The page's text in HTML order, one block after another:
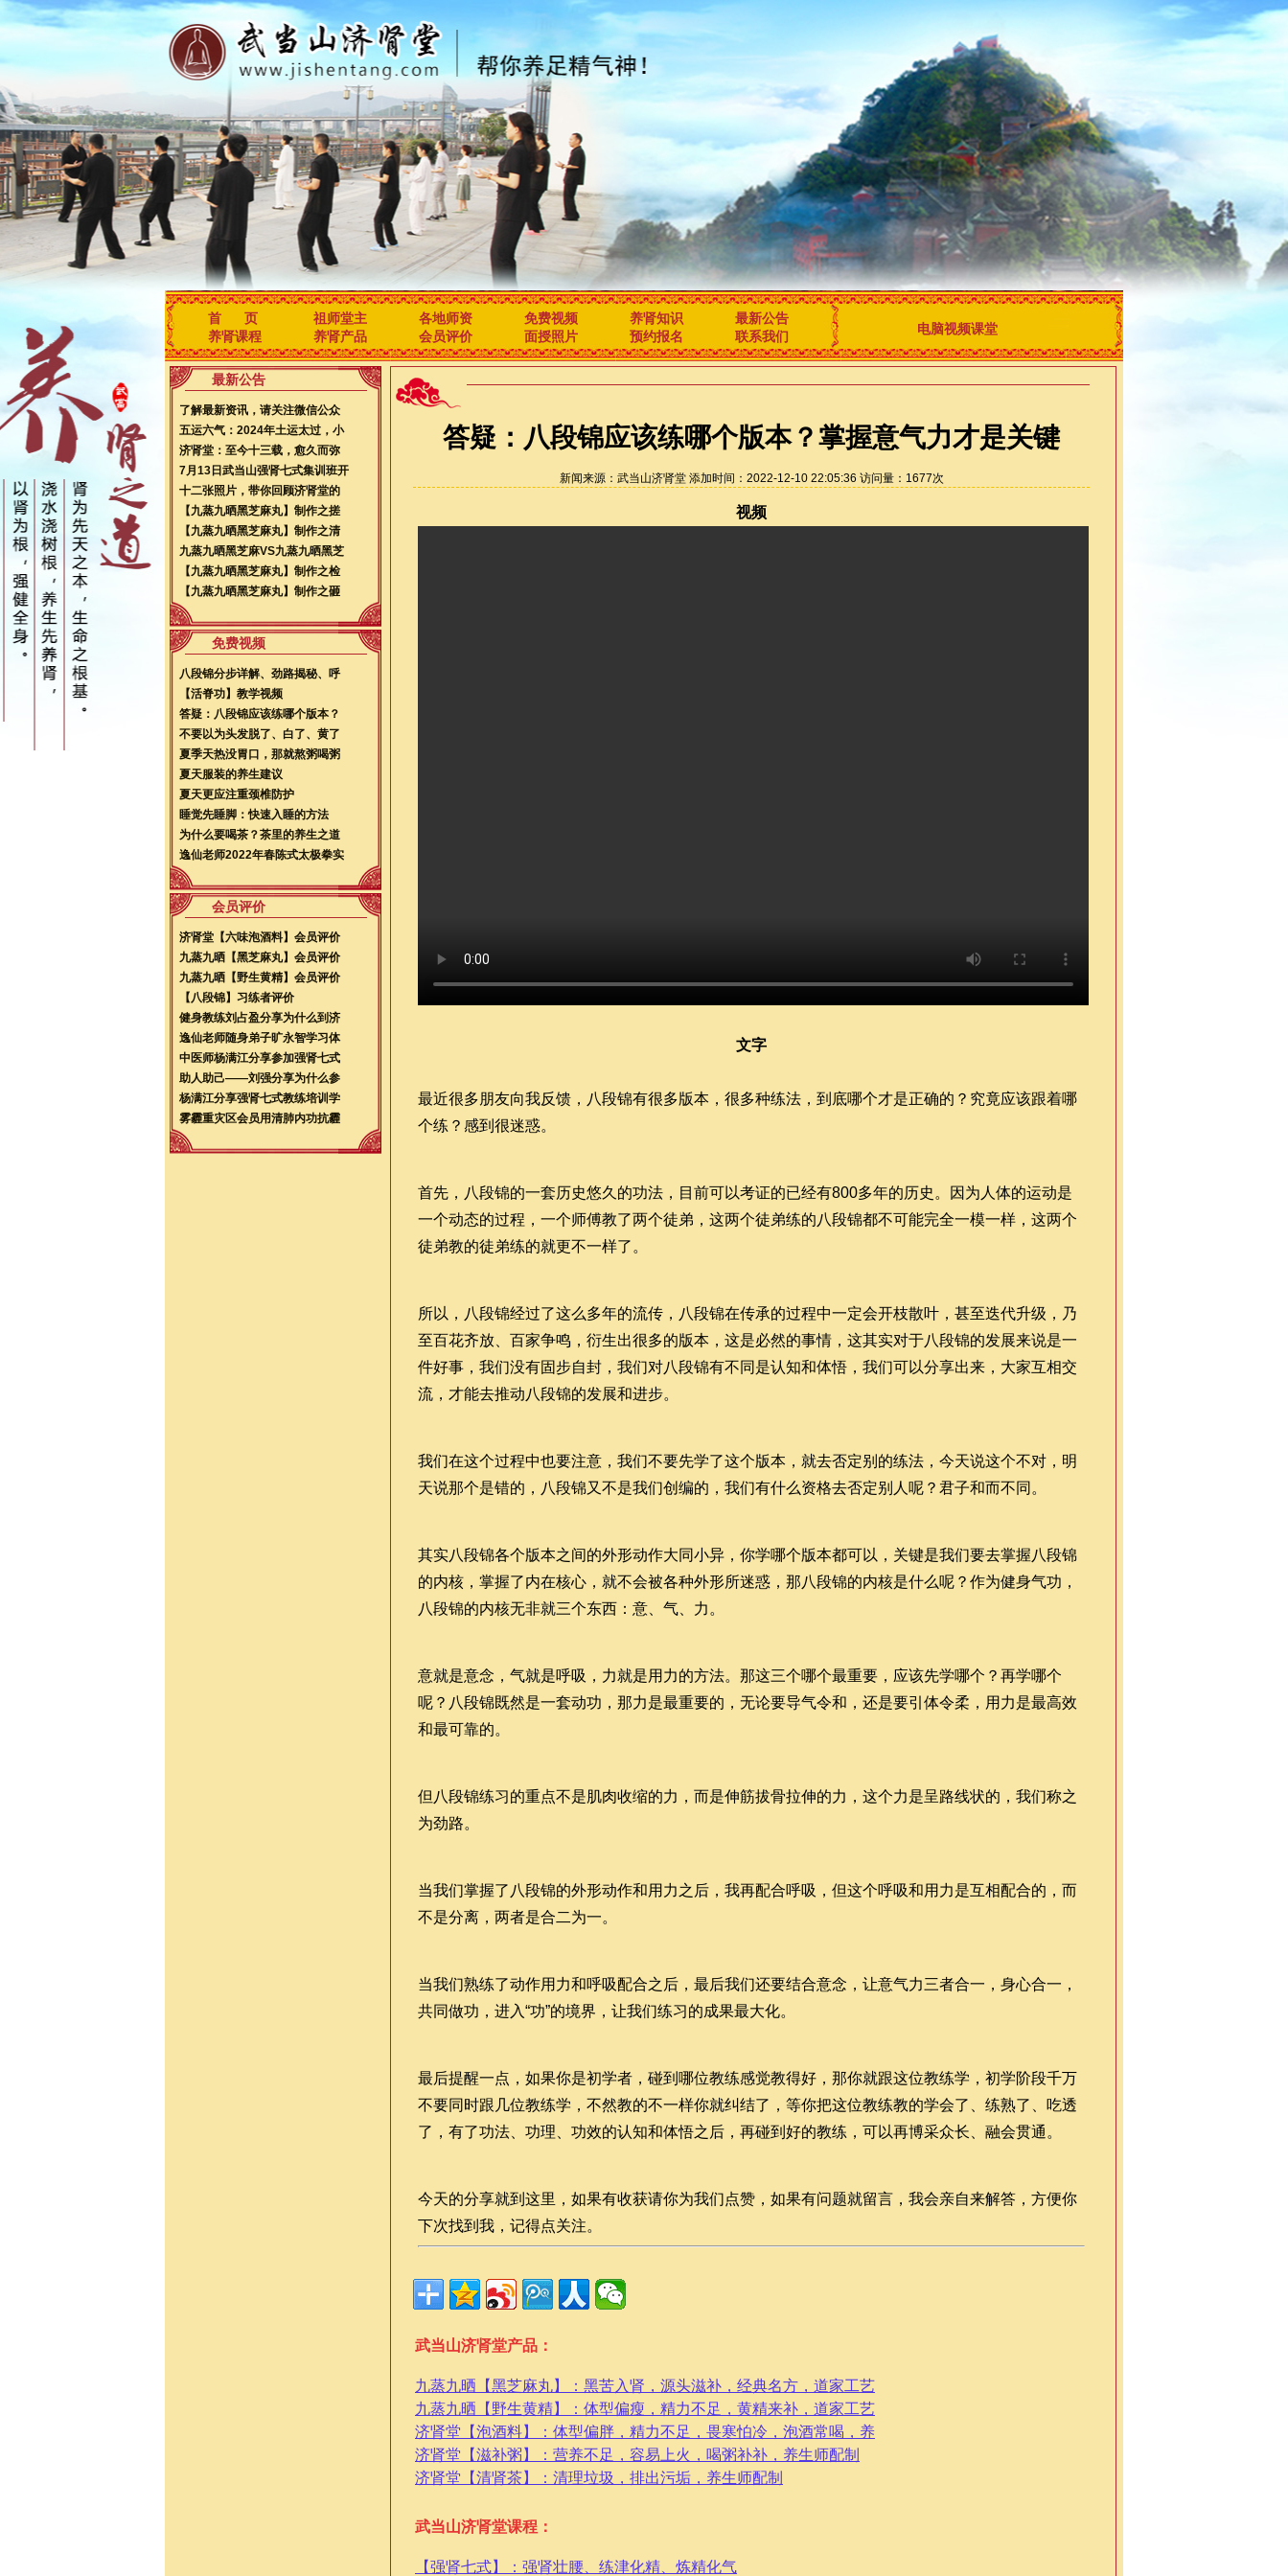
首 页 祖师堂主 各地师资 免费视频 养肾知识
最新公告
养肾课程
养肾产品 会员评价 面授照片 预约报名 联系我们 电脑视频课堂
最新公告
了解最新资讯，请关注微信公众
五运六气：2024年土运太过，小
济肾堂：至今十三载，愈久而弥
7月13日武当山强肾七式集训班开
十二张照片，带你回顾济肾堂的
【九蒸九晒黑芝麻丸】制作之搓
【九蒸九晒黑芝麻丸】制作之清
九蒸九晒黑芝麻VS九蒸九晒黑芝
【九蒸九晒黑芝麻丸】制作之检
【九蒸九晒黑芝麻丸】制作之砸
免费视频
八段锦分步详解、劲路揭秘、呼
【活脊功】教学视频
答疑：八段锦应该练哪个版本？
不要以为头发脱了、白了、黄了
夏季天热没胃口，那就熬粥喝粥
夏天服装的养生建议
夏天更应注重颈椎防护
睡觉先睡脚：快速入睡的方法
为什么要喝茶？茶里的养生之道
逸仙老师2022年春陈式太极拳实
会员评价
济肾堂【六味泡酒料】会员评价
九蒸九晒【黑芝麻丸】会员评价
九蒸九晒【野生黄精】会员评价
【八段锦】习练者评价
健身教练刘占盈分享为什么到济
逸仙老师随身弟子旷永智学习体
中医师杨满江分享参加强肾七式
助人助己——刘强分享为什么参
杨满江分享强肾七式教练培训学
雾霾重灾区会员用清肺内功抗霾
答疑：八段锦应该练哪个版本？掌握意气力才是关键
新闻来源：武当山济肾堂 添加时间：2022-12-10 22:05:36 访问量： 1677次
视频
文字
最近很多朋友向我反馈，八段锦有很多版本，很多种练法，到底哪个才是正确的？究竟应该跟着哪
个练？感到很迷惑。
首先，八段锦的一套历史悠久的功法，目前可以考证的已经有800多年的历史。因为人体的运动是
一个动态的过程，一个师傅教了两个徒弟，这两个徒弟练的八段锦都不可能完全一模一样，这两个
徒弟教的徒弟练的就更不一样了。
所以，八段锦经过了这么多年的流传，八段锦在传承的过程中一定会开枝散叶，甚至迭代升级，乃
至百花齐放、百家争鸣，衍生出很多的版本，这是必然的事情，这其实对于八段锦的发展来说是一
件好事，我们没有固步自封，我们对八段锦有不同是认知和体悟，我们可以分享出来，大家互相交
流，才能去推动八段锦的发展和进步。
我们在这个过程中也要注意，我们不要先学了这个版本，就去否定别的练法，今天说这个不对，明
天说那个是错的，八段锦又不是我们创编的，我们有什么资格去否定别人呢？君子和而不同。
其实八段锦各个版本之间的外形动作大同小异，你学哪个版本都可以，关键是我们要去掌握八段锦
的内核，掌握了内在核心，就不会被各种外形所迷惑，那八段锦的内核是什么呢？作为健身气功，
八段锦的内核无非就三个东西：意、气、力。
意就是意念，气就是呼吸，力就是用力的方法。那这三个哪个最重要，应该先学哪个？再学哪个
呢？八段锦既然是一套动功，那力是最重要的，无论要导气令和，还是要引体令柔，用力是最高效
和最可靠的。
但八段锦练习的重点不是肌肉收缩的力，而是伸筋拔骨拉伸的力，这个力是呈路线状的，我们称之
为劲路。
当我们掌握了八段锦的外形动作和用力之后，我再配合呼吸，但这个呼吸和用力是互相配合的，而
不是分离，两者是合二为一。
当我们熟练了动作用力和呼吸配合之后，最后我们还要结合意念，让意气力三者合一，身心合一，
共同做功，进入“功”的境界，让我们练习的成果最大化。
最后提醒一点，如果你是初学者，碰到哪位教练感觉教得好，那你就跟这位教练学，初学阶段千万
不要同时跟几位教练学，不然教的不一样你就纠结了，等你把这位教练教的学会了、练熟了、吃透
了，有了功法、功理、功效的认知和体悟之后，再碰到好的教练，可以再博采众长、融会贯通。
今天的分享就到这里，如果有收获请你为我们点赞，如果有问题就留言，我会亲自来解答，方便你
下次找到我，记得点关注。
武当山济肾堂产品：
九蒸九晒【黑芝麻丸】：黑苦入肾，源头滋补，经典名方，道家工艺
九蒸九晒【野生黄精】：体型偏瘦，精力不足，黄精来补，道家工艺
济肾堂【泡酒料】：体型偏胖，精力不足，畏寒怕冷，泡酒常喝，养
济肾堂【滋补粥】：营养不足，容易上火，喝粥补补，养生师配制
济肾堂【清肾茶】：清理垃圾，排出污垢，养生师配制
武当山济肾堂课程：
【强肾七式】：强肾壮腰、练津化精、炼精化气